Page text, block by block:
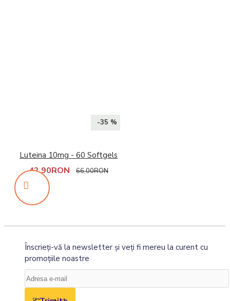
-35 %
Luteina 10mg - 60 Softgels
42,90RON 66,00RON
Înscrieţi-vă la newsletter şi veţi fi mereu la curent cu
promoţiile noastre